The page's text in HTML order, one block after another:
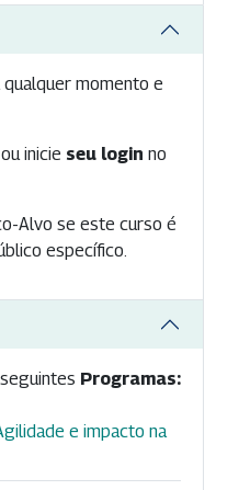
momento e
ou inicie seu login no
Alvo se este curso é
específico.
Programas:
e impacto na